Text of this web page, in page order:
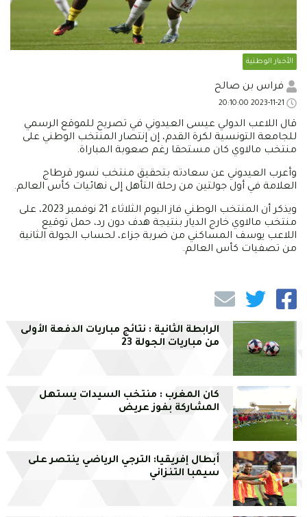
الأخبار الوطنية
فراس بن صالح
قال اللاعب الدولي عيسى العيدوني في تصريح للموقع الرسمي
للجامعة التونسية لكرة القدم، إن إنتصار المنتخب الوطني على
منتخب مالاوي كان مستحقا رغم صعوبة المباراة.
وأعرب العيدوني عن سعادته بتحقيق منتخب نسور قرطاج
العلامة في أول جولتين من رحلة التأهل إلى نهائيات كأس العالم.
ويذكر أن المنتخب الوطني فاز اليوم الثلاثاء 21 نوفمبر 2023، على
منتخب مالاوي خارج الديار بنتيجة هدف دون رد، حمل توقيع
اللاعب يوسف المساكني من ضربة جزاء، لحساب الجولة الثانية
من تصفيات كأس العالم.
الرابطة الثانية : نتائج مباريات الدفعة الأولى
من مباريات الجولة 23
كان المغرب : منتخب السيدات يستهل
المشاركة بفوز عريض
أبطال إفريقيا: الترجي الرياضي ينتصر على
سيمبا التنزاني